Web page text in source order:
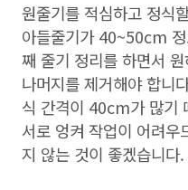
원줄기를 적심하고 정식
아들줄기가 40~50cm
째 줄기 정리를 하면서
나머지를 제거해야 합니
식 간격이 40cm가 많기
서로 엉켜 작업이 어려우
지 않는 것이 좋겠습니다.